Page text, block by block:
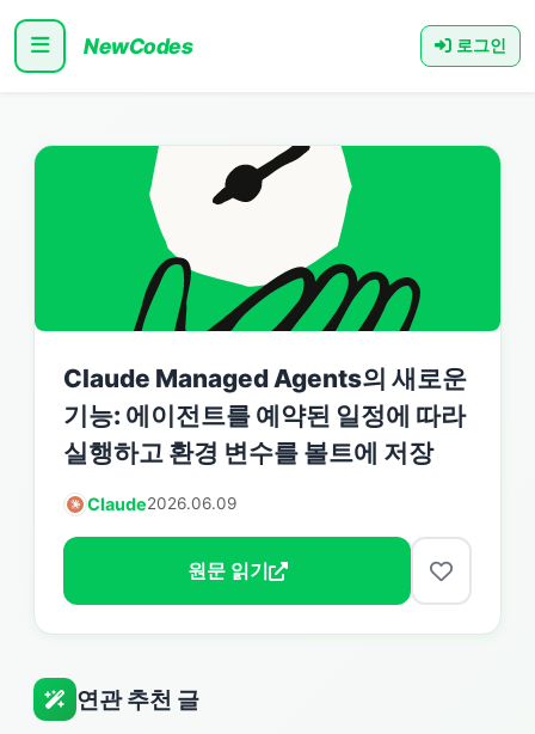
NewCodes 로그인
Claude Managed Agents의 새로운
기능: 에이전트를 예약된 일정에 따라
실행하고 환경 변수를 볼트에 저장
Claude2026.06.09
원문 읽기
연관 추천 글